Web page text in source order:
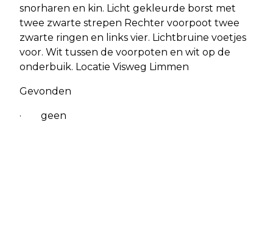
snorharen en kin. Licht gekleurde borst met
twee zwarte strepen Rechter voorpoot twee
zwarte ringen en links vier. Lichtbruine voetjes
voor. Wit tussen de voorpoten en wit op de
onderbuik. Locatie Visweg Limmen
Gevonden
· geen